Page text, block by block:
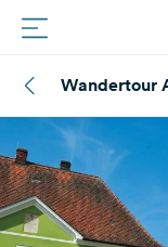
Plätze
Magazin
Wandertour
Thalmässing